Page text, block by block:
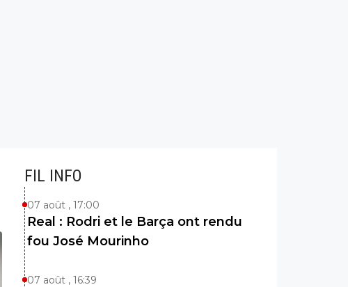
FIL INFO
07 août , 17:00
Real : Rodri et le Barça ont rendu
fou José Mourinho
07 août , 16:39